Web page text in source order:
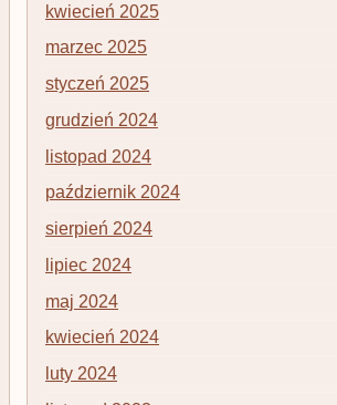
kwiecień 2025
marzec 2025
styczeń 2025
grudzień 2024
listopad 2024
październik 2024
sierpień 2024
lipiec 2024
maj 2024
kwiecień 2024
luty 2024